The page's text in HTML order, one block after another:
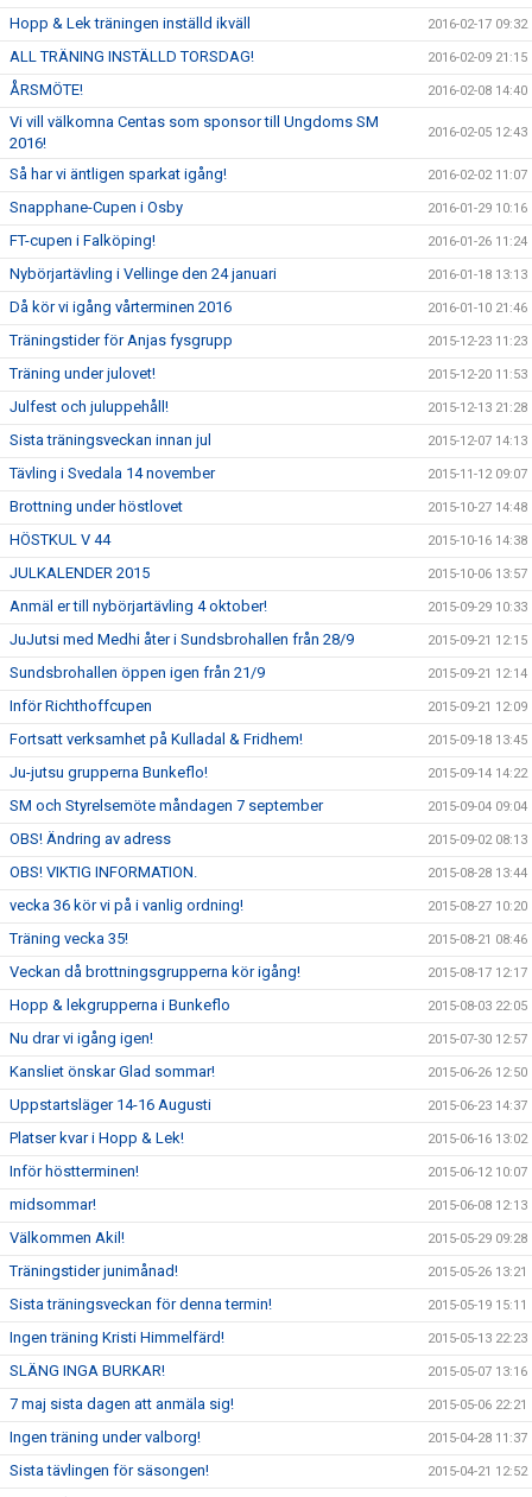
Hopp & Lek träningen inställd ikväll 2016-02-17 09:32
ALL TRÄNING INSTÄLLD TORSDAG! 2016-02-09 21:15
ÅRSMÖTE! 2016-02-08 14:40
Vi vill välkomna Centas som sponsor till Ungdoms SM
2016!
2016-02-05 12:43
Så har vi äntligen sparkat igång! 2016-02-02 11:07
Snapphane-Cupen i Osby 2016-01-29 10:16
FT-cupen i Falköping! 2016-01-26 11:24
Nybörjartävling i Vellinge den 24 januari 2016-01-18 13:13
Då kör vi igång vårterminen 2016 2016-01-10 21:46
Träningstider för Anjas fysgrupp 2015-12-23 11:23
Träning under julovet! 2015-12-20 11:53
Julfest och juluppehåll! 2015-12-13 21:28
Sista träningsveckan innan jul 2015-12-07 14:13
Tävling i Svedala 14 november 2015-11-12 09:07
Brottning under höstlovet 2015-10-27 14:48
HÖSTKUL V 44 2015-10-16 14:38
JULKALENDER 2015 2015-10-06 13:57
Anmäl er till nybörjartävling 4 oktober! 2015-09-29 10:33
JuJutsi med Medhi åter i Sundsbrohallen från 28/9 2015-09-21 12:15
Sundsbrohallen öppen igen från 21/9 2015-09-21 12:14
Inför Richthoffcupen 2015-09-21 12:09
Fortsatt verksamhet på Kulladal & Fridhem! 2015-09-18 13:45
Ju-jutsu grupperna Bunkeflo! 2015-09-14 14:22
SM och Styrelsemöte måndagen 7 september 2015-09-04 09:04
OBS! Ändring av adress 2015-09-02 08:13
OBS! VIKTIG INFORMATION. 2015-08-28 13:44
vecka 36 kör vi på i vanlig ordning! 2015-08-27 10:20
Träning vecka 35! 2015-08-21 08:46
Veckan då brottningsgrupperna kör igång! 2015-08-17 12:17
Hopp & lekgrupperna i Bunkeflo 2015-08-03 22:05
Nu drar vi igång igen! 2015-07-30 12:57
Kansliet önskar Glad sommar! 2015-06-26 12:50
Uppstartsläger 14-16 Augusti 2015-06-23 14:37
Platser kvar i Hopp & Lek! 2015-06-16 13:02
Inför höstterminen! 2015-06-12 10:07
midsommar! 2015-06-08 12:13
Välkommen Akil! 2015-05-29 09:28
Träningstider junimånad! 2015-05-26 13:21
Sista träningsveckan för denna termin! 2015-05-19 15:11
Ingen träning Kristi Himmelfärd! 2015-05-13 22:23
SLÄNG INGA BURKAR! 2015-05-07 13:16
7 maj sista dagen att anmäla sig! 2015-05-06 22:21
Ingen träning under valborg! 2015-04-28 11:37
Sista tävlingen för säsongen! 2015-04-21 12:52